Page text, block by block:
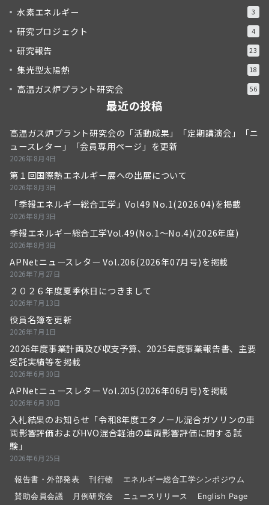
水素エネルギー 3
研究プロジェクト 4
研究報告 23
集光型太陽熱 18
高温ガス炉プラント研究会 56
最近の投稿
高温ガス炉プラント研究会の「活動成果」「定期講演会」「ニ
ュースレター」「会員専用ページ」を更新
2026年8月4日
第１回国際熱エネルギー展への出展について
2026年8月3日
「季報エネルギー総合工学」Vol49 No.1(2026.04)を掲載
2026年8月3日
季報エネルギー総合工学Vol.49(No.1～No.4)(2026年度)
2026年8月3日
APNetニュースレター Vol.206(2026年07月号)を掲載
2026年7月27日
２０２６年度夏季休日につきまして
2026年7月13日
役員名簿を更新
2026年7月1日
2026年度事業計画及び収支予算、2025年度事業報告書、主要
受託実績等を掲載
2026年6月30日
APNetニュースレター Vol.205(2026年06月号)を掲載
2026年6月30日
入札結果のお知らせ「令和8年度エタノール混合ガソリンの車
両影響評価およびHVO混合軽油の車両影響評価に関する試
験」
2026年6月25日
報告書・外部発表 刊行物
エネルギー総合工学シンポジウム
賛助会員会議
月例研究会 ニュースリリース English Page